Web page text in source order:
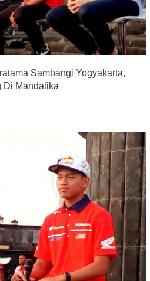
Sambangi Yogyakarta,
Di Mandalika